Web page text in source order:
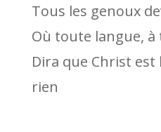
Tous les genoux
Où toute langue,
Dira que Christ est
rien